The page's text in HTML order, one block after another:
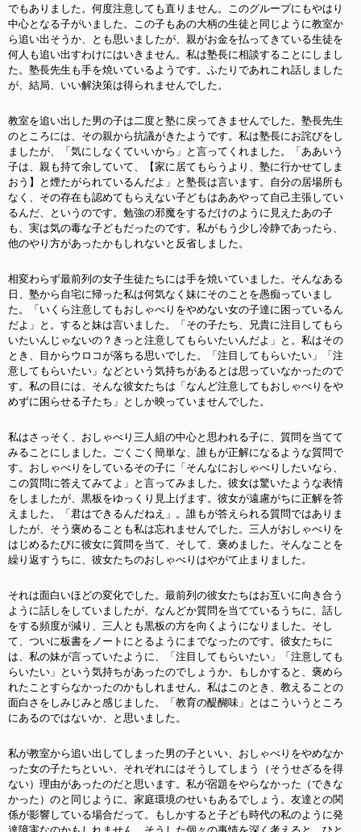
でもありました。何度注意しても直りません。このグループにもやはり
中心となる子がいました。この子もあの大柄の生徒と同じように教室か
ら追い出そうか、とも思いましたが、親がお金を払ってきている生徒を
何人も追い出すわけにはいきません。私は塾長に相談することにしまし
た。塾長先生も手を焼いているようです。ふたりであれこれ話しました
が、結局、いい解決策は得られませんでした。
教室を追い出した男の子は二度と塾に戻ってきませんでした。塾長先生
のところには、その親から抗議がきたようです。私は塾長にお詫びをし
ましたが、「気にしなくていいから」と言ってくれました。「ああいう
子は、親も持て余していて、【家に居てもらうより、塾に行かせてしま
おう】と煙たがられているんだよ」と塾長は言います。自分の居場所も
なく、その存在も認めてもらえない子どもはああやって自己主張してい
るんだ、というのです。勉強の邪魔をするだけのように見えたあの子
も、実は気の毒な子どもだったのです。私がもう少し冷静であったら、
他のやり方があったかもしれないと反省しました。
相変わらず最前列の女子生徒たちには手を焼いていました。そんなある
日、塾から自宅に帰った私は何気なく妹にそのことを愚痴っていまし
た。「いくら注意してもおしゃべりをやめない女の子達に困っているん
だよ」と。すると妹は言いました。「その子たち、兄貴に注目してもら
いたいんじゃないの？きっと注意してもらいたいんだよ」と。私はその
とき、目からウロコが落ちる思いでした。「注目してもらいたい」「注
意してもらいたい」などという気持ちがあるとは思っていなかったので
す。私の目には、そんな彼女たちは「なんど注意してもおしゃべりをや
めずに困らせる子たち」としか映っていませんでした。
私はさっそく、おしゃべり三人組の中心と思われる子に、質問を当てて
みることにしました。ごくごく簡単な、誰もが正解になるような質問で
す。おしゃべりをしているその子に「そんなにおしゃべりしたいなら、
この質問に答えてみてよ」と言ってみました。彼女は驚いたような表情
をしましたが、黒板をゆっくり見上げます。彼女が遠慮がちに正解を答
えました。「君はできるんだねえ」。誰もが答えられる質問ではありま
したが、そう褒めることも私は忘れませんでした。三人がおしゃべりを
はじめるたびに彼女に質問を当て、そして、褒めました。そんなことを
繰り返すうちに、彼女たちのおしゃべりはやがて止まりました。
それは面白いほどの変化でした。最前列の彼女たちはお互いに向き合う
ように話しをしていましたが、なんどか質問を当てているうちに、話し
をする頻度が減り、三人とも黒板の方を向くようになりました。そし
て、ついに板書をノートにとるようにまでなったのです。彼女たちに
は、私の妹が言っていたように、「注目してもらいたい」「注意しても
らいたい」という気持ちがあったのでしょうか。もしかすると、褒めら
れたことすらなかったのかもしれません。私はこのとき、教えることの
面白さをしみじみと感じました。「教育の醍醐味」とはこういうところ
にあるのではないか、と思いました。
私が教室から追い出してしまった男の子といい、おしゃべりをやめなか
った女の子たちといい、それぞれにはそうしてしまう（そうせざるを得
ない）理由があったのだと思います。私が宿題をやらなかった（できな
かった）のと同じように。家庭環境のせいもあるでしょう。友達との関
係が影響している場合だって。もしかすると子ども時代の私のように発